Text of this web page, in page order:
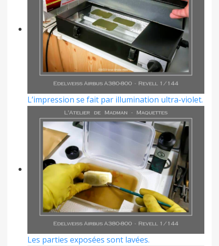
L’impression se fait par illumination ultra-violet.
Les parties exposées sont lavées.